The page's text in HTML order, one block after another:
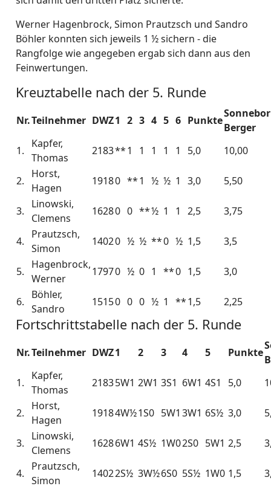
Werner Hagenbrock, Simon Prautzsch und Sandro
Böhler konnten sich jeweils 1 ½ sichern - die
Rangfolge wie angegeben ergab sich dann aus den
Feinwertungen.
Kreuztabelle nach der 5. Runde
Nr.Teilnehmer DWZ1 2 3 4 5 6 Punkte
Berger
1.
Kapfer,
Thomas
2183**1 1 1 1 1 5,0 10,00
2.
Horst,
Hagen
19180 **1 ½ ½ 1 3,0 5,50
3.
Linowski,
Clemens
16280 0 **½ 1 1 2,5 3,75
4.
Prautzsch,
Simon
14020 ½ ½ **0 ½ 1,5 3,5
5.
Hagenbrock,
Werner
17970 ½ 0 1 **0 1,5 3,0
6.
Böhler,
Sandro
15150 0 0 ½ 1 **1,5 2,25
Fortschrittstabelle nach der 5. Runde
Nr.Teilnehmer DWZ1 2 3 4 5 Punkte
1.
Kapfer,
Thomas
21835W1 2W1 3S1 6W1 4S1 5,0
2.
Horst,
Hagen
19184W½1S0 5W1 3W1 6S½ 3,0
3.
Linowski,
Clemens
16286W1 4S½ 1W02S0 5W1 2,5
4.
Prautzsch,
Simon
14022S½ 3W½6S0 5S½ 1W0 1,5